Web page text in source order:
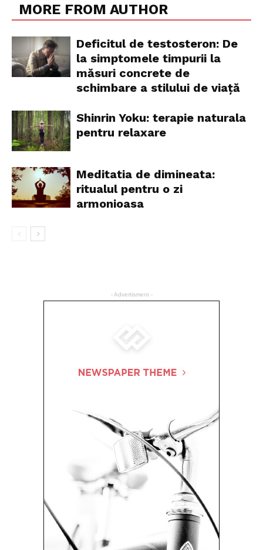
MORE FROM AUTHOR
Deficitul de testosteron: De
la simptomele timpurii la
măsuri concrete de
schimbare a stilului de viață
Shinrin Yoku: terapie naturala
pentru relaxare
Meditatia de dimineata:
ritualul pentru o zi
armonioasa
- Advertisment -